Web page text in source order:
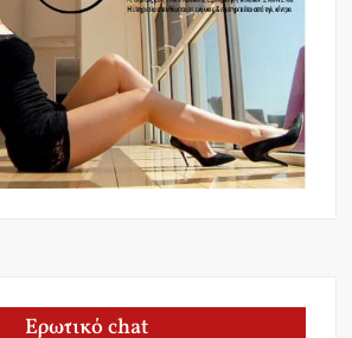
Ερωτικό chat